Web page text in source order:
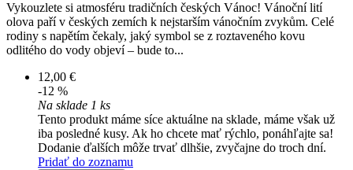
Vykouzlete si atmosféru tradičních českých Vánoc! Vánoční lití
olova paří v českých zemích k nejstarším vánočním zvykům. Celé
rodiny s napětím čekaly, jaký symbol se z roztaveného kovu
odlitého do vody objeví – bude to...
12,00 €
-12 %
Na sklade 1 ks
Tento produkt máme síce aktuálne na sklade, máme však už
iba posledné kusy. Ak ho chcete mať rýchlo, ponáhľajte sa!
Dodanie ďalších môže trvať dlhšie, zvyčajne do troch dní.
Pridať do zoznamu